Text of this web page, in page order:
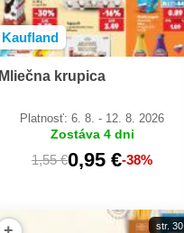
Kaufland
Mliečna krupica
Platnosť: 6. 8. - 12. 8. 2026
Zostáva 4 dni
1,55 €0,95 €-38%
str. 30